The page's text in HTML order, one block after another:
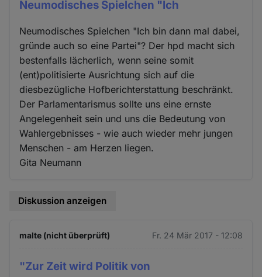
Neumodisches Spielchen "Ich
Neumodisches Spielchen "Ich bin dann mal dabei,
gründe auch so eine Partei"? Der hpd macht sich
bestenfalls lächerlich, wenn seine somit
(ent)politisierte Ausrichtung sich auf die
diesbezügliche Hofberichterstattung beschränkt.
Der Parlamentarismus sollte uns eine ernste
Angelegenheit sein und uns die Bedeutung von
Wahlergebnisses - wie auch wieder mehr jungen
Menschen - am Herzen liegen.
Gita Neumann
Diskussion anzeigen
malte (nicht überprüft) Fr. 24 Mär 2017 - 12:08
"Zur Zeit wird Politik von